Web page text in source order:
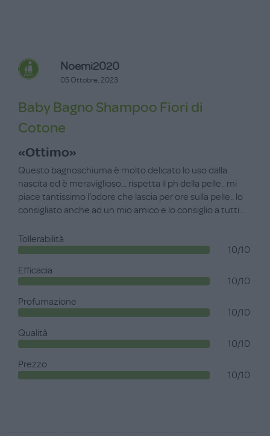
Noemi2020
05 Ottobre, 2023
Baby Bagno Shampoo Fiori di
Cotone
«Ottimo»
Questo bagnoschiuma è molto delicato lo uso dalla
nascita ed è meraviglioso... rispetta il ph della pelle.. mi
piace tantissimo l'odore che lascia per ore sulla pelle.. lo
consigliato anche ad un mio amico e lo consiglio a tutti...
Tollerabilità
10/10
Efficacia
10/10
Profumazione
10/10
Qualità
10/10
Prezzo
10/10